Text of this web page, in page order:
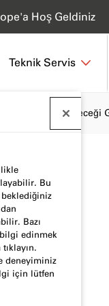
Teknik Servis
Hoş Geldiniz
Ambalajlarla Geleceği
Bu
Bazı
edinmek
deneyiminiz
için lütfen